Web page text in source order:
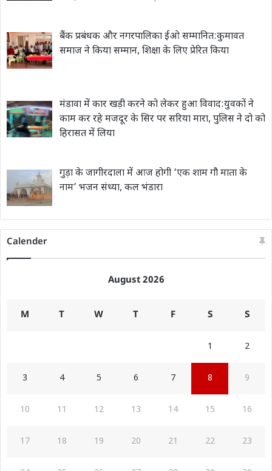
बैंक प्रबंधक और नगरपालिका ईओ सम्मानित:कुमावत
समाज ने किया सम्मान, शिक्षा के लिए प्रेरित किया
मंडावा में कार खड़ी करने को लेकर हुआ विवाद:युवकों ने
काम कर रहे मजदूर के सिर पर सरिया मारा, पुलिस ने दो को
हिरासत में लिया
गुड़ा के जागीरदाला में आज होगी ‘एक शाम गौ माता के
नाम’ भजन संध्या, कल भंडारा
Calender
August 2026
M T W T F S S
1 2
3 4 5 6 7 8 9
10 11 12 13 14 15 16
17 18 19 20 21 22 23